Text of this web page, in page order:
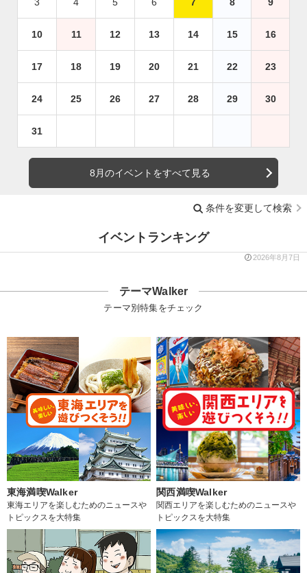
10 11 12 13 14 15 16
17 18 19 20 21 22 23
24 25 26 27 28 29 30
31
8月のイベントをすべて見る
条件を変更して検索
イベントランキング
2026年8月7日
テーマWalker
テーマ別特集をチェック
東海満喫Walker
東海エリアを楽しむためのニュースや
トピックスを大特集
関西満喫Walker
関西エリアを楽しむためのニュースや
トピックスを大特集